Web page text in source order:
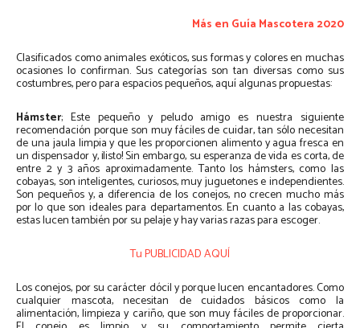
Más en Guía Mascotera 2020
Clasificados como animales exóticos, sus formas y colores en muchas
ocasiones lo confirman. Sus categorías son tan diversas como sus
costumbres, pero para espacios pequeños, aquí algunas propuestas:
Hámster; Este pequeño y peludo amigo es nuestra siguiente
recomendación porque son muy fáciles de cuidar, tan sólo necesitan
de una jaula limpia y que les proporcionen alimento y agua fresca en
un dispensador y, ¡listo! Sin embargo, su esperanza de vida es corta, de
entre 2 y 3 años aproximadamente. Tanto los hámsters, como las
cobayas, son inteligentes, curiosos, muy juguetones e independientes.
Son pequeños y, a diferencia de los conejos, no crecen mucho más
por lo que son ideales para departamentos. En cuanto a las cobayas,
estas lucen también por su pelaje y hay varias razas para escoger.
Tu PUBLICIDAD AQUÍ
Los conejos, por su carácter dócil y porque lucen encantadores. Como
cualquier mascota, necesitan de cuidados básicos como la
alimentación, limpieza y cariño, que son muy fáciles de proporcionar.